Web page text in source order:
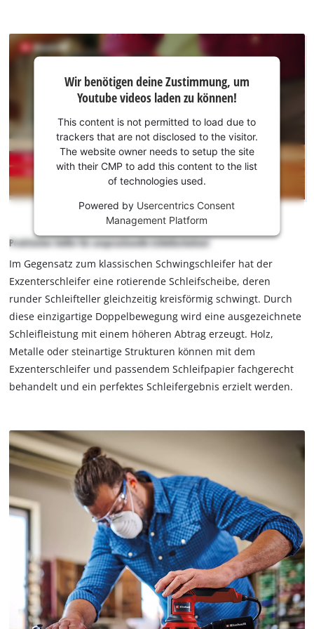
benötigen
Zustimmung,
um Youtube
laden zu
können!
This
content
not
permitted
to
load
due
trackers
that
are
not
disclosed
The
website
owner
needs
to
setup
with
their
CMP
add
Wir benötigen deine Zustimmung, um
Youtube videos laden zu können!
This content is not permitted to load due to
trackers that are not disclosed to the visitor.
The website owner needs to setup the site
with their CMP to add this content to the list
of technologies used.
Powered by Usercentrics Consent
Management Platform
Praktischer Helfer für anspruchsvolle Schleifarbeiten!
Im Gegensatz zum klassischen Schwingschleifer hat der
Exzenterschleifer eine rotierende Schleifscheibe, deren
runder Schleifteller gleichzeitig kreisförmig schwingt. Durch
diese einzigartige Doppelbewegung wird eine ausgezeichnete
Schleifleistung mit einem höheren Abtrag erzeugt. Holz,
Metalle oder steinartige Strukturen können mit dem
Exzenterschleifer und passendem Schleifpapier fachgerecht
behandelt und ein perfektes Schleifergebnis erzielt werden.